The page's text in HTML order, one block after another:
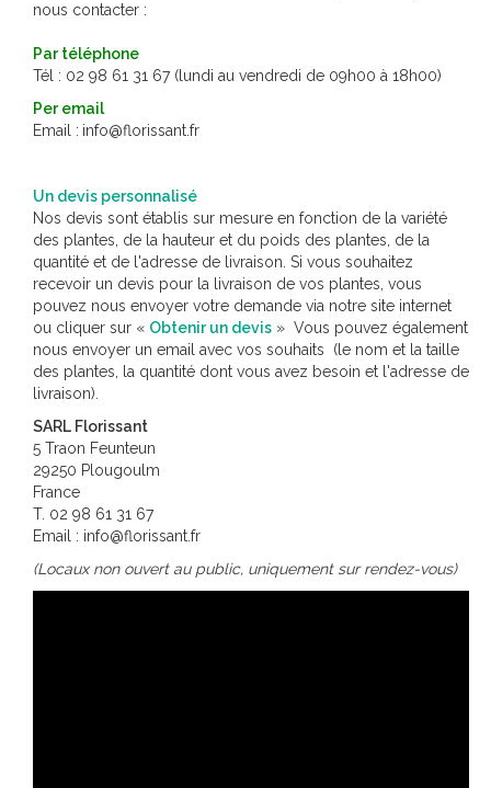
nous contacter :
Par téléphone
Tél : 02 98 61 31 67 (lundi au vendredi de 09h00 à 18h00)
Per email
Email : info@florissant.fr
Un devis personnalisé
Nos devis sont établis sur mesure en fonction de la variété
des plantes, de la hauteur et du poids des plantes, de la
quantité et de l'adresse de livraison. Si vous souhaitez
recevoir un devis pour la livraison de vos plantes, vous
pouvez nous envoyer votre demande via notre site internet
ou cliquer sur « Obtenir un devis » Vous pouvez également
nous envoyer un email avec vos souhaits (le nom et la taille
des plantes, la quantité dont vous avez besoin et l'adresse de
livraison).
SARL Florissant
5 Traon Feunteun
29250 Plougoulm
France
T. 02 98 61 31 67
Email : info@florissant.fr
(Locaux non ouvert au public, uniquement sur rendez-vous)